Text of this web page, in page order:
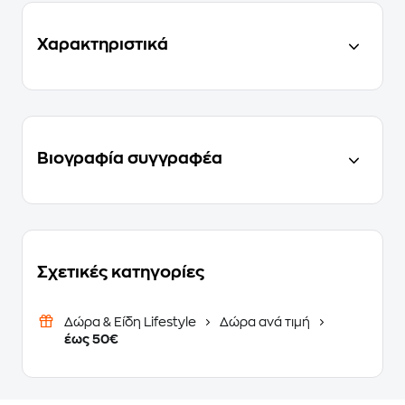
Χαρακτηριστικά
Βιογραφία συγγραφέα
Σχετικές κατηγορίες
Δώρα & Είδη Lifestyle
Δώρα ανά τιμή
έως 50€